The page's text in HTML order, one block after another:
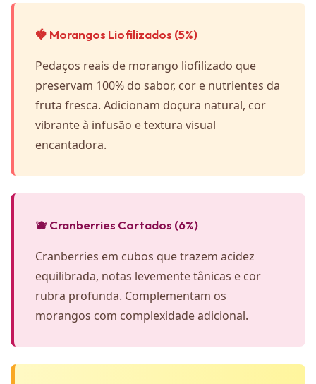
🍓 Morangos Liofilizados (5%)
Pedaços reais de morango liofilizado que
preservam 100% do sabor, cor e nutrientes da
fruta fresca. Adicionam doçura natural, cor
vibrante à infusão e textura visual
encantadora.
🫐 Cranberries Cortados (6%)
Cranberries em cubos que trazem acidez
equilibrada, notas levemente tânicas e cor
rubra profunda. Complementam os
morangos com complexidade adicional.